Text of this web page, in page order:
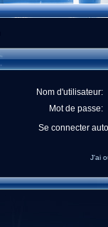
Nom d'utilisateur:
Mot de passe:
Se connecter
J'ai